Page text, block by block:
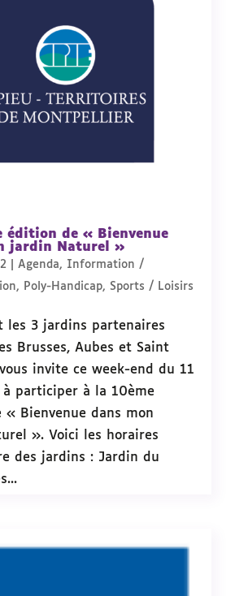
édition de « Bienvenue
jardin Naturel »
Agenda, Information /
, Poly-Handicap, Sports / Loisirs
les 3 jardins partenaires
Brusses, Aubes et Saint
invite ce week-end du 11
participer à la 10ème
« Bienvenue dans mon
». Voici les horaires
des jardins : Jardin du